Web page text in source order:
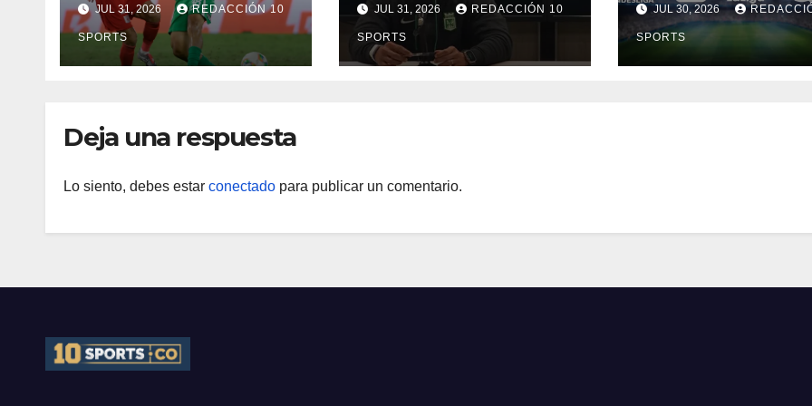
reprogramó el
clásico por motivos
de seguridad
JUL 31, 2026 REDACCIÓN 10
SPORTS
Néider Parra
JUL 31, 2026 REDACCIÓN 10
SPORTS
Europa
JUL 30, 2026
SPORTS
Deja una respuesta
Lo siento, debes estar conectado para publicar un comentario.